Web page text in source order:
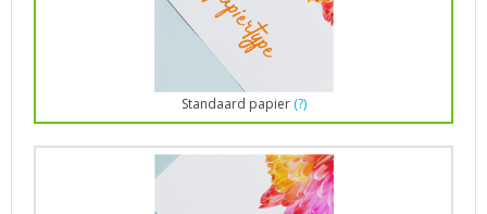
Standaard papier (?)